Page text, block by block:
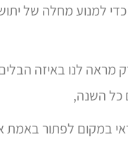
כדי למנוע מחלה של
מראה לנו באיזה
כל השנה,
במקום לפתור באמת